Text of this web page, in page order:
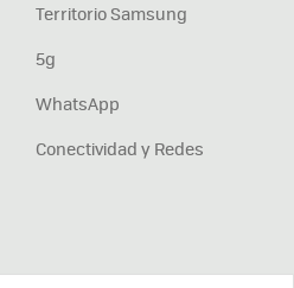
Territorio Samsung
5g
WhatsApp
Conectividad y Redes